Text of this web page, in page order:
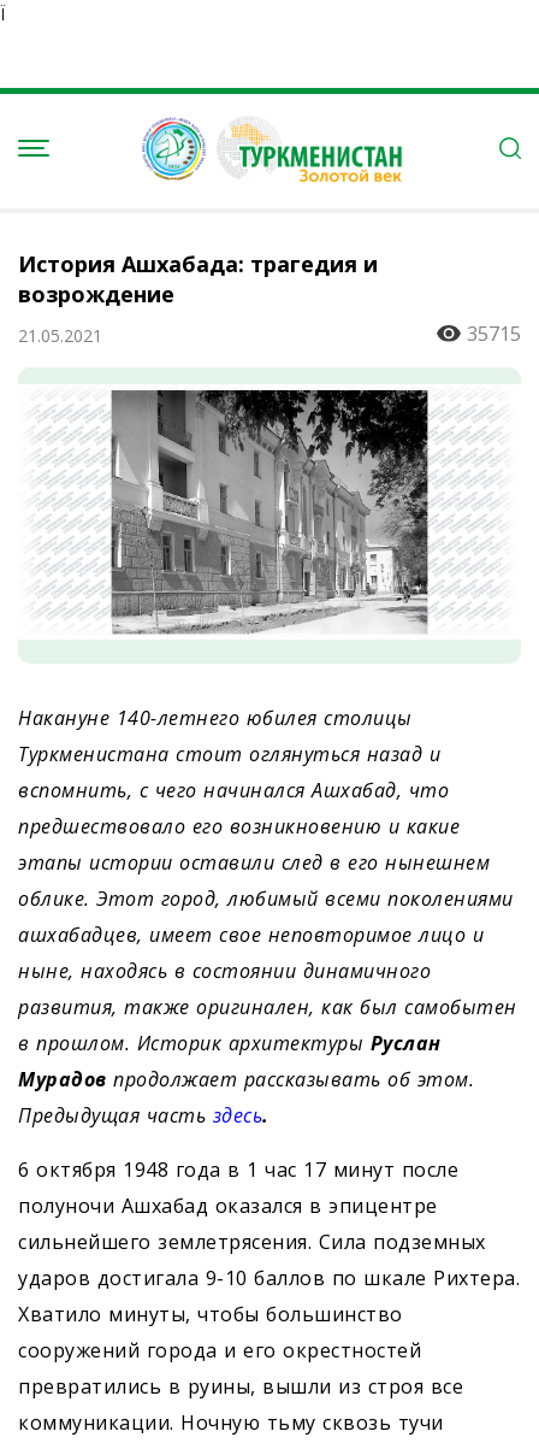
Ï
История Ашхабада: трагедия и
возрождение
21.05.2021 35715
Накануне 140-летнего юбилея столицы
Туркменистана стоит оглянуться назад и
вспомнить, с чего начинался Ашхабад, что
предшествовало его возникновению и какие
этапы истории оставили след в его нынешнем
облике. Этот город, любимый всеми поколениями
ашхабадцев, имеет свое неповторимое лицо и
ныне, находясь в состоянии динамичного
развития, также оригинален, как был самобытен
в прошлом. Историк архитектуры Руслан
Мурадов продолжает рассказывать об этом.
Предыдущая часть здесь.
6 октября 1948 года в 1 час 17 минут после
полуночи Ашхабад оказался в эпицентре
сильнейшего землетрясения. Сила подземных
ударов достигала 9-10 баллов по шкале Рихтера.
Хватило минуты, чтобы большинство
сооружений города и его окрестностей
превратились в руины, вышли из строя все
коммуникации. Ночную тьму сквозь тучи